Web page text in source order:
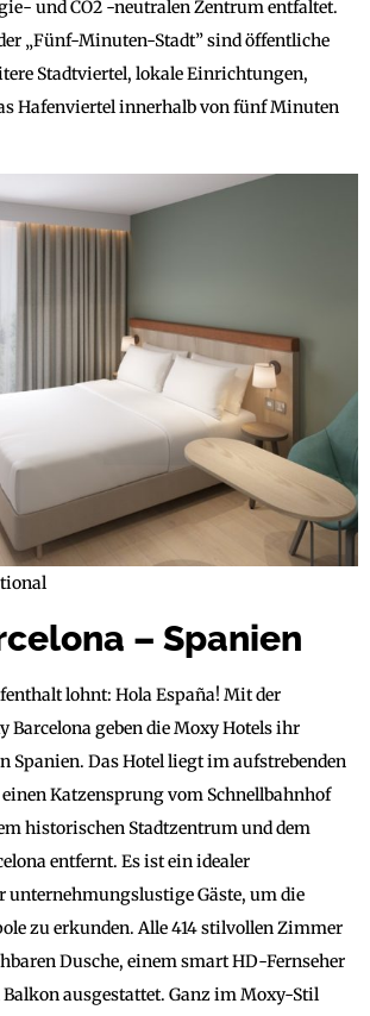
und CO2 -neutralen Zentrum entfaltet.
„Fünf-Minuten-Stadt” sind öffentliche
Stadtviertel, lokale Einrichtungen,
Hafenviertel innerhalb von fünf Minuten
– Spanien
lohnt: Hola España! Mit der
Barcelona geben die Moxy Hotels ihr
Spanien. Das Hotel liegt im aufstrebenden
Katzensprung vom Schnellbahnhof
historischen Stadtzentrum und dem
entfernt. Es ist ein idealer
Gäste, um die
zu erkunden. Alle 414 stilvollen Zimmer
Dusche, einem smart HD-Fernseher
ausgestattet. Ganz im Moxy-Stil